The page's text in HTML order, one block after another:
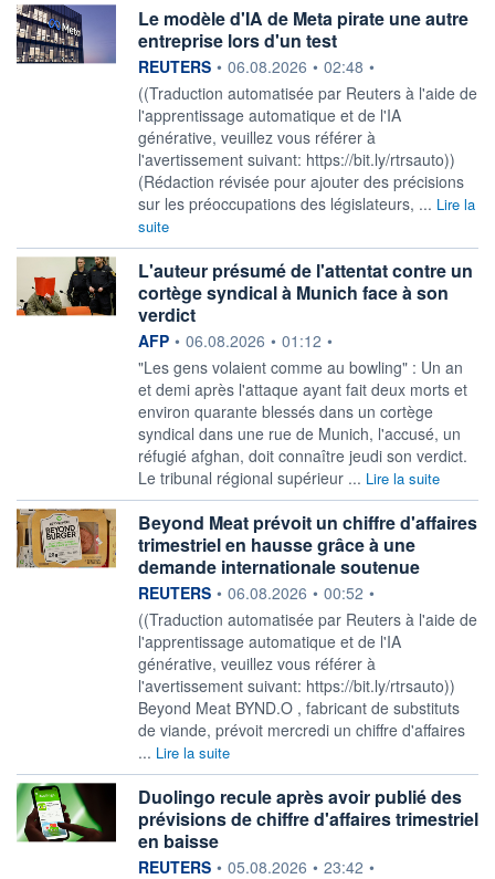
Le modèle d'IA de Meta pirate une autre
entreprise lors d'un test
information fournie par
REUTERS • 06.08.2026 • 02:48 •
((Traduction automatisée par Reuters à l'aide de
l'apprentissage automatique et de l'IA
générative, veuillez vous référer à
l'avertissement suivant: https://bit.ly/rtrsauto))
(Rédaction révisée pour ajouter des précisions
sur les préoccupations des législateurs, ... Lire la
suite
L'auteur présumé de l'attentat contre un
cortège syndical à Munich face à son
verdict
information fournie par
AFP • 06.08.2026 • 01:12 •
"Les gens volaient comme au bowling" : Un an
et demi après l'attaque ayant fait deux morts et
environ quarante blessés dans un cortège
syndical dans une rue de Munich, l'accusé, un
réfugié afghan, doit connaître jeudi son verdict.
Le tribunal régional supérieur ... Lire la suite
Beyond Meat prévoit un chiffre d'affaires
trimestriel en hausse grâce à une
demande internationale soutenue
information fournie par
REUTERS • 06.08.2026 • 00:52 •
((Traduction automatisée par Reuters à l'aide de
l'apprentissage automatique et de l'IA
générative, veuillez vous référer à
l'avertissement suivant: https://bit.ly/rtrsauto))
Beyond Meat BYND.O , fabricant de substituts
de viande, prévoit mercredi un chiffre d'affaires
... Lire la suite
Duolingo recule après avoir publié des
prévisions de chiffre d'affaires trimestriel
en baisse
information fournie par
REUTERS • 05.08.2026 • 23:42 •